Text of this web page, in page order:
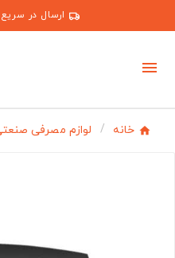
ارسال در
خانه لوازم مصرفی